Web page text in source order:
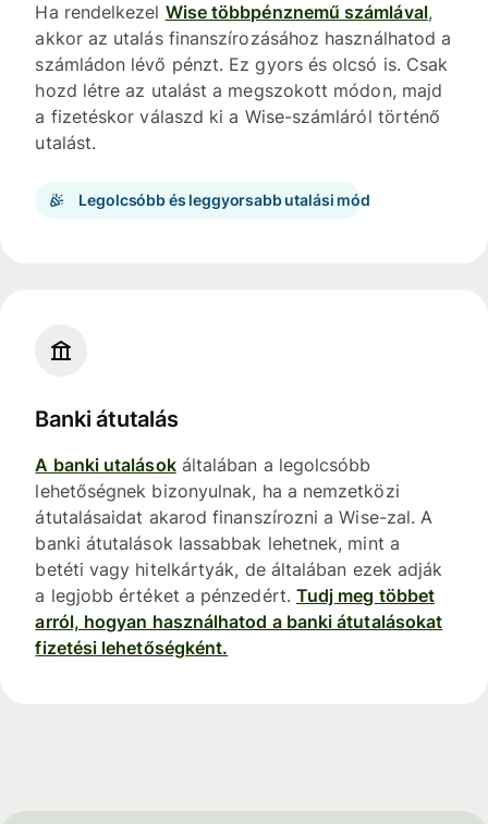
Ha rendelkezel Wise többpénznemű számlával,
akkor az utalás finanszírozásához használhatod a
számládon lévő pénzt. Ez gyors és olcsó is. Csak
hozd létre az utalást a megszokott módon, majd
a fizetéskor válaszd ki a Wise-számláról történő
utalást.
Legolcsóbb és leggyorsabb utalási mód
Banki átutalás
A banki utalásokáltalában a legolcsóbb
lehetőségnek bizonyulnak, ha a nemzetközi
átutalásaidat akarod finanszírozni a Wise-zal. A
banki átutalások lassabbak lehetnek, mint a
betéti vagy hitelkártyák, de általában ezek adják
a legjobb értéket a pénzedért. Tudj meg többet
arról, hogyan használhatod a banki átutalásokat
fizetési lehetőségként.